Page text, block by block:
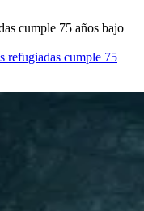
cumple 75 años bajo
refugiadas cumple 75